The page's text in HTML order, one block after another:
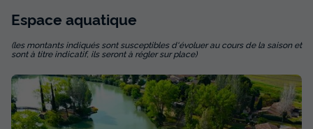
Espace aquatique
(les montants indiqués sont susceptibles d'évoluer au cours de la saison et
sont à titre indicatif, ils seront à régler sur place)